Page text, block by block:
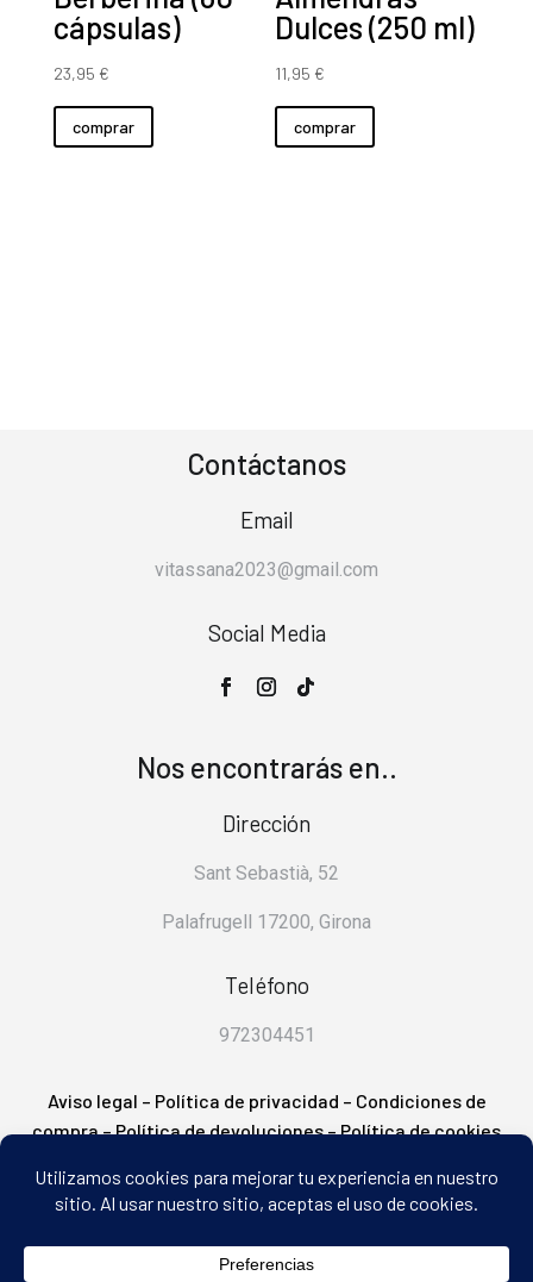
cápsulas)
23,95 €
comprar
Dulces (250 ml)
11,95 €
comprar
Contáctanos
Email
vitassana2023@gmail.com
Social Media
Nos encontrarás en..
Dirección
Sant Sebastià, 52
Palafrugell 17200, Girona
Teléfono
972304451
Aviso legal – Política de privacidad – Condiciones de
compra–Política de devoluciones–Política de cookies